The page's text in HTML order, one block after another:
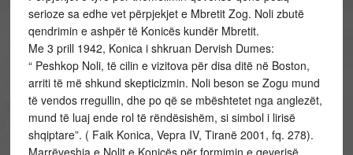
serioze sa edhe vet përpjekjet e Mbretit Zog. Noli zbutë
qendrimin e ashpër të Konicës kundër Mbretit.
Me 3 prill 1942, Konica i shkruan Dervish Dumes:
“ Peshkop Noli, të cilin e vizitova për disa ditë në Boston,
arriti të më shkund skepticizmin. Noli beson se Zogu mund
të vendos rregullin, dhe po që se mbështetet nga anglezët,
mund të luaj ende rol të rëndësishëm, si simbol i lirisë
shqiptare”. ( Faik Konica, Vepra IV, Tiranë 2001, fq. 278).
Marrëveshja e Nolit e Konicës për formimin e qeverisë